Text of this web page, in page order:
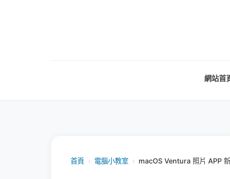
網站首
首頁 › 電腦小教室 › macOS Ventura 照片 APP